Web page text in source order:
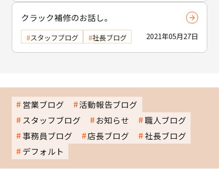
クラック補修のお話し。
2021年05月27日
スタッフブログ 社長ブログ
営業ブログ
活動報告ブログ
スタッフブログ
お知らせ
職人ブログ
事務員ブログ
店長ブログ
社長ブログ
デフォルト